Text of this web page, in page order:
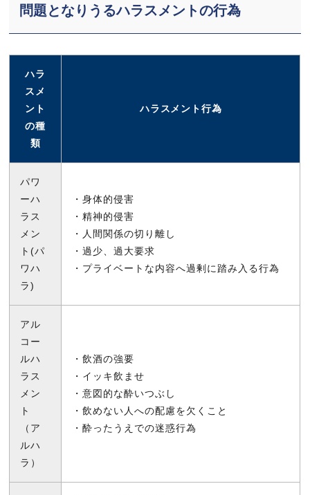
問題となりうるハラスメントの行為
ハラ
スメ
ント
の種
類
ハラスメント行為
パワ
ーハ
ラス
メン
ト(パ
ワハ
ラ)
・身体的侵害
・精神的侵害
・人間関係の切り離し
・過少、過大要求
・プライベートな内容へ過剰に踏み入る行為
アル
コー
ルハ
ラス
メン
ト
（ア
ルハ
ラ）
・飲酒の強要
・イッキ飲ませ
・意図的な酔いつぶし
・飲めない人への配慮を欠くこと
・酔ったうえでの迷惑行為